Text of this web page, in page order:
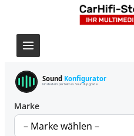
Sound Konfigurator
Finde dein perfektes Soundupgrade
Marke